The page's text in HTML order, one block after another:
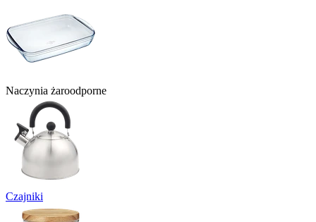
Naczynia żaroodporne
Czajniki